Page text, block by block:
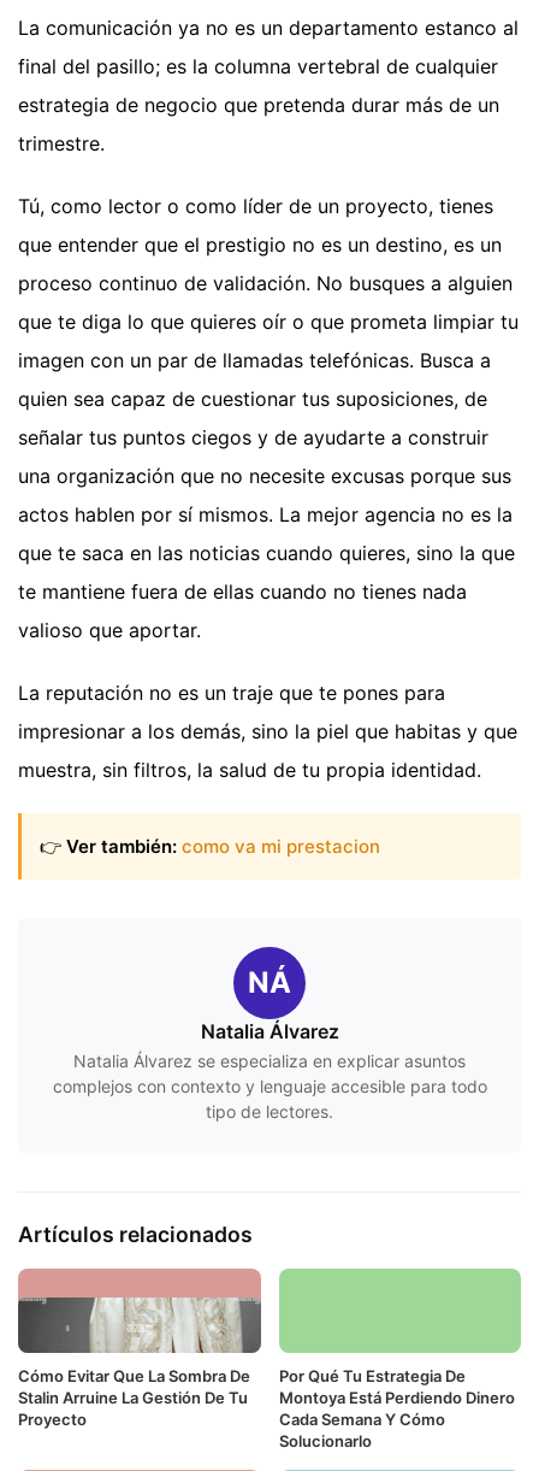
La comunicación ya no es un departamento estanco al
final del pasillo; es la columna vertebral de cualquier
estrategia de negocio que pretenda durar más de un
trimestre.
Tú, como lector o como líder de un proyecto, tienes
que entender que el prestigio no es un destino, es un
proceso continuo de validación. No busques a alguien
que te diga lo que quieres oír o que prometa limpiar tu
imagen con un par de llamadas telefónicas. Busca a
quien sea capaz de cuestionar tus suposiciones, de
señalar tus puntos ciegos y de ayudarte a construir
una organización que no necesite excusas porque sus
actos hablen por sí mismos. La mejor agencia no es la
que te saca en las noticias cuando quieres, sino la que
te mantiene fuera de ellas cuando no tienes nada
valioso que aportar.
La reputación no es un traje que te pones para
impresionar a los demás, sino la piel que habitas y que
muestra, sin filtros, la salud de tu propia identidad.
👉 Ver también: como va mi prestacion
NÁ
Natalia Álvarez
Natalia Álvarez se especializa en explicar asuntos
complejos con contexto y lenguaje accesible para todo
tipo de lectores.
Artículos relacionados
Cómo Evitar Que La Sombra De
Stalin Arruine La Gestión De Tu
Proyecto
Por Qué Tu Estrategia De
Montoya Está Perdiendo Dinero
Cada Semana Y Cómo
Solucionarlo